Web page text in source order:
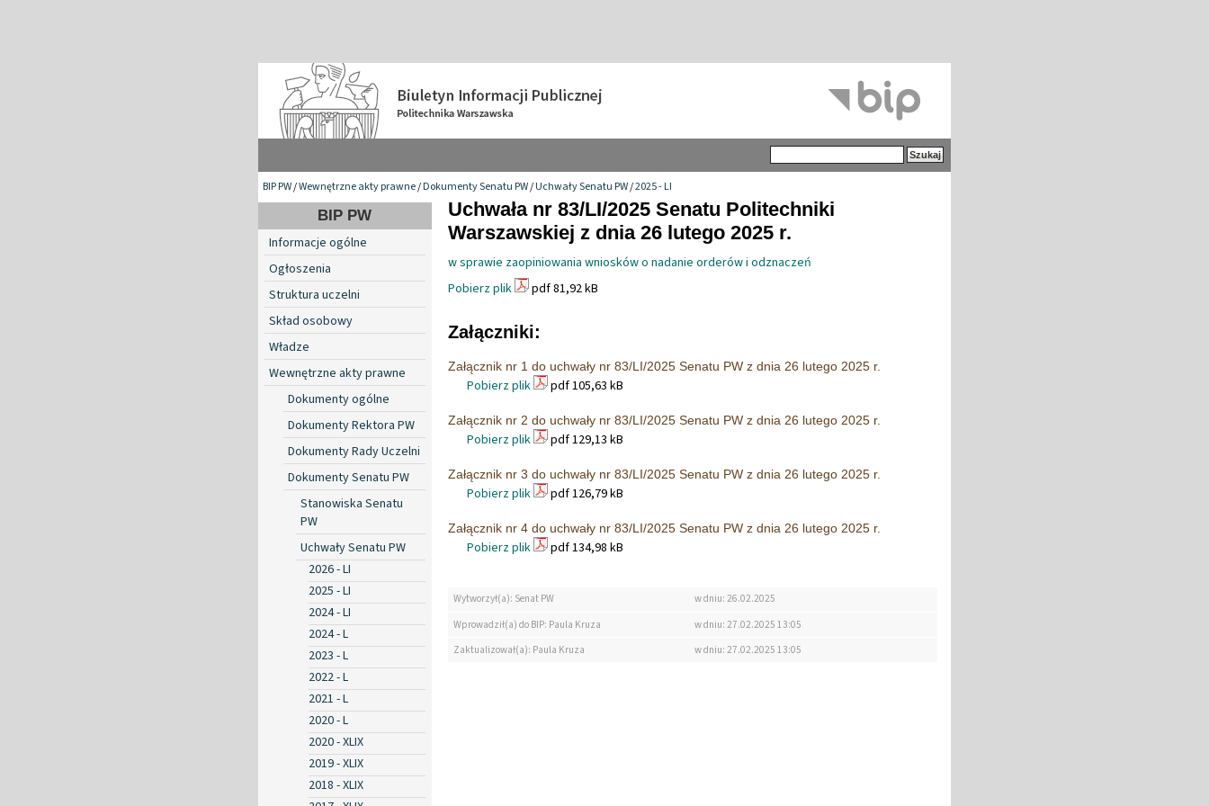
BIP PW/Wewnętrzne akty prawne/Dokumenty Senatu PW/Uchwały Senatu PW/2025 - LI
BIP PW
Informacje ogólne
Ogłoszenia
Struktura uczelni
Skład osobowy
Władze
Wewnętrzne akty prawne
Dokumenty ogólne
Dokumenty Rektora PW
Dokumenty Rady Uczelni
Dokumenty Senatu PW
Stanowiska Senatu
PW
Uchwały Senatu PW
2026 - LI
2025 - LI
2024 - LI
2024 - L
2023 - L
2022 - L
2021 - L
2020 - L
2020 - XLIX
2019 - XLIX
2018 - XLIX
Uchwała nr 83/LI/2025 Senatu Politechniki
Warszawskiej z dnia 26 lutego 2025 r.
w sprawie zaopiniowania wniosków o nadanie orderów i odznaczeń
Pobierz plik
pdf 81,92 kB
Załączniki:
Załącznik nr 1 do uchwały nr 83/LI/2025 Senatu PW z dnia 26 lutego 2025 r.
Pobierz plik pdf 105,63 kB
Załącznik nr 2 do uchwały nr 83/LI/2025 Senatu PW z dnia 26 lutego 2025 r.
Pobierz plik pdf 129,13 kB
Załącznik nr 3 do uchwały nr 83/LI/2025 Senatu PW z dnia 26 lutego 2025 r.
Pobierz plik pdf 126,79 kB
Załącznik nr 4 do uchwały nr 83/LI/2025 Senatu PW z dnia 26 lutego 2025 r.
Pobierz plik pdf 134,98 kB
Wytworzył(a): Senat PW
w dniu: 26.02.2025
Wprowadził(a) do BIP: Paula Kruza
w dniu: 27.02.2025 13:05
Zaktualizował(a): Paula Kruza
w dniu: 27.02.2025 13:05